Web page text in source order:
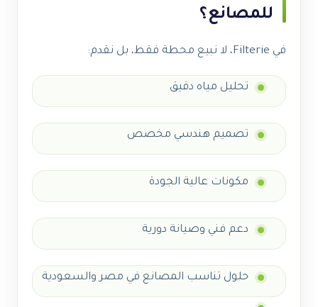
للمصانع؟
في Filterie، لا نبيع محطة فقط، بل نقدم:
تحليل مياه دقيق
تصميم هندسي مخصص
مكونات عالية الجودة
دعم فني وصيانة دورية
حلول تناسب المصانع في مصر والسعودية